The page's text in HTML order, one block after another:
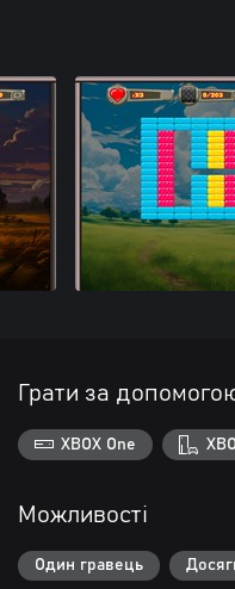
Грати за
XBOX One
Можливості
Один гравець